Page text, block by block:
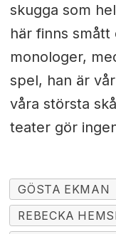
skugga som
här finns smått
monologer,
spel, han är
våra största
teater gör
GÖSTA EKMAN
REBECKA